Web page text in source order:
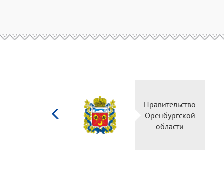
культуры
Российской
Правительство
Оренбургской
области